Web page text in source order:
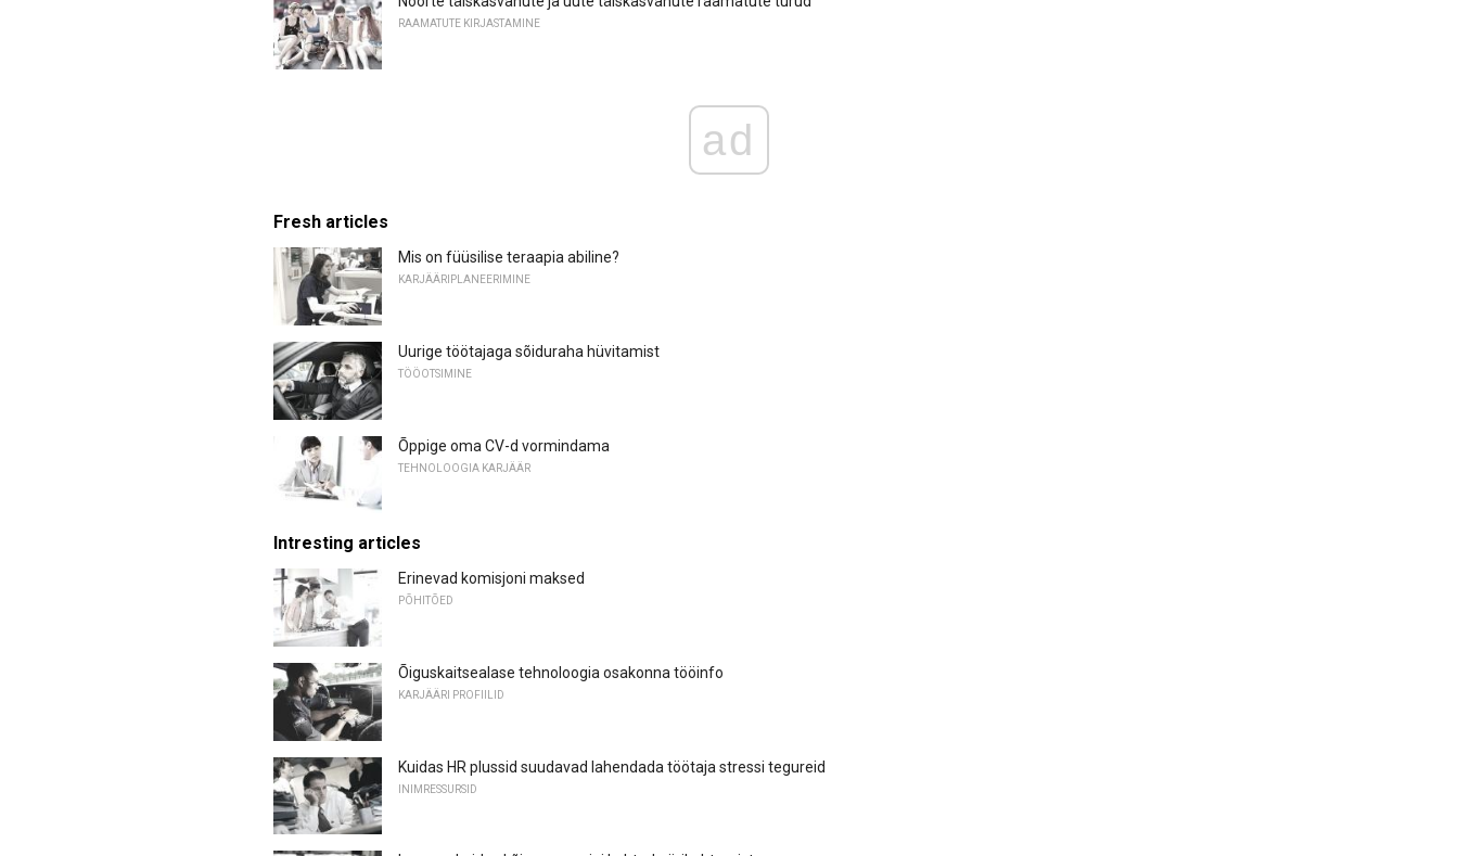
RAAMATUTE KIRJASTAMINE
ad
Fresh articles
Mis on füüsilise teraapia abiline?
KARJÄÄRIPLANEERIMINE
Uurige töötajaga sõiduraha hüvitamist
TÖÖOTSIMINE
Õppige oma CV-d vormindama
TEHNOLOOGIA KARJÄÄR
Intresting articles
Erinevad komisjoni maksed
PÕHITÕED
Õiguskaitsealase tehnoloogia osakonna tööinfo
KARJÄÄRI PROFIILID
Kuidas HR plussid suudavad lahendada töötaja stressi tegureid
INIMRESSURSID